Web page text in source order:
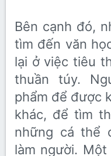
Bên cạnh đó,
tìm đến văn
lại ở việc tiêu
thuần túy.
phẩm để được
khác, để tìm
những cá thể
làm người.